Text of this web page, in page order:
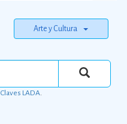
Arte y Cultura
Claves LADA.